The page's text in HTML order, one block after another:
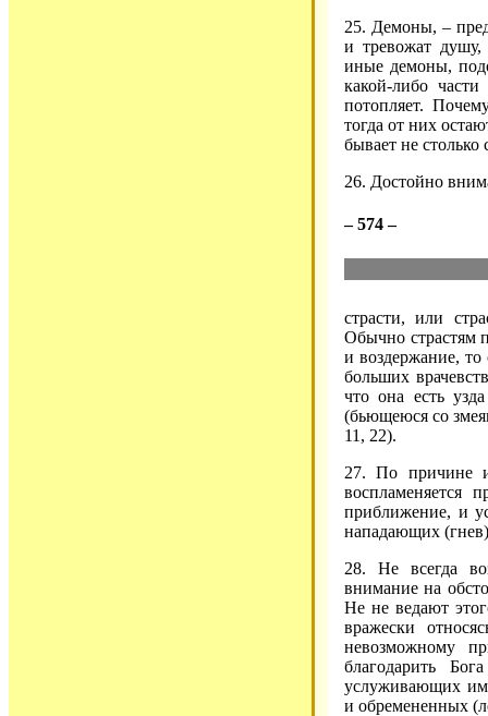
25. Демоны, –
и тревожат душу,
иные демоны,
какой-либо
потопляет.
тогда от них
бывает не столько
26. Достойно
– 574 –
страсти, или
Обычно страстям
и воздержание,
больших
что она есть
(бьющеюся со
11, 22).
27. По причине
воспламеняется
приближение, и
нападающих
28. Не всегда
внимание на
Не не ведают
вражески
невозможному
благодарить
услуживающих
и обремененных